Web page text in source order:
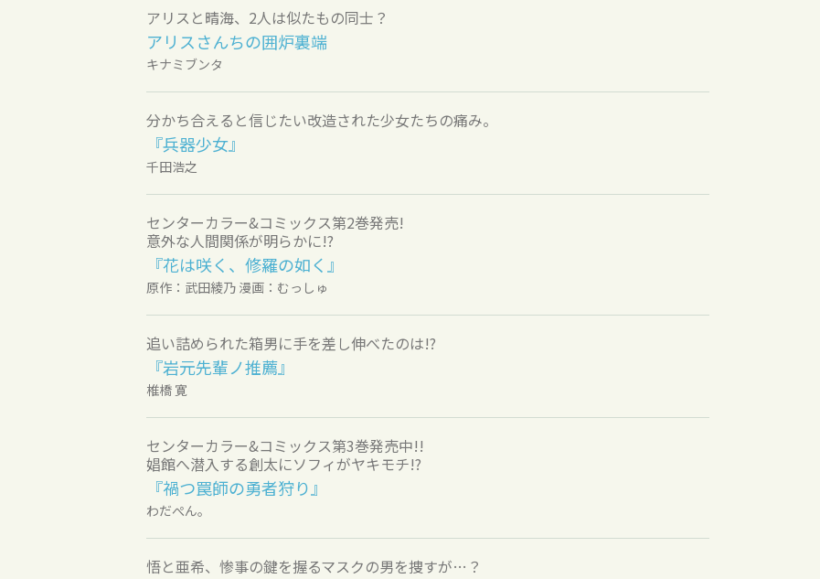
アリスと晴海、2人は似たもの同士？
アリスさんちの囲炉裏端
キナミブンタ
分かち合えると信じたい改造された少女たちの痛み。
『兵器少女』
千田浩之
センターカラー&コミックス第2巻発売!
意外な人間関係が明らかに!?
『花は咲く、修羅の如く』
原作：武田綾乃 漫画：むっしゅ
追い詰められた箱男に手を差し伸べたのは!?
『岩元先輩ノ推薦』
椎橋 寛
センターカラー&コミックス第3巻発売中!!
娼館へ潜入する創太にソフィがヤキモチ!?
『禍つ罠師の勇者狩り』
わだぺん。
悟と亜希、惨事の鍵を握るマスクの男を捜すが…？